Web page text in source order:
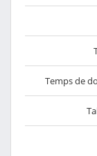
Temps de